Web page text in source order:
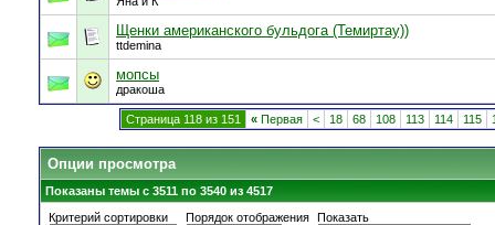
Щенки американского бульдога (Темиртау))
ttdemina
мопсы
дракоша
Страница 118 из 151 « Первая < 18 68 108 113 114 115
Опции просмотра
Показаны темы с 3511 по 3540 из 4517
Критерий сортировки
Порядок отображения Показать